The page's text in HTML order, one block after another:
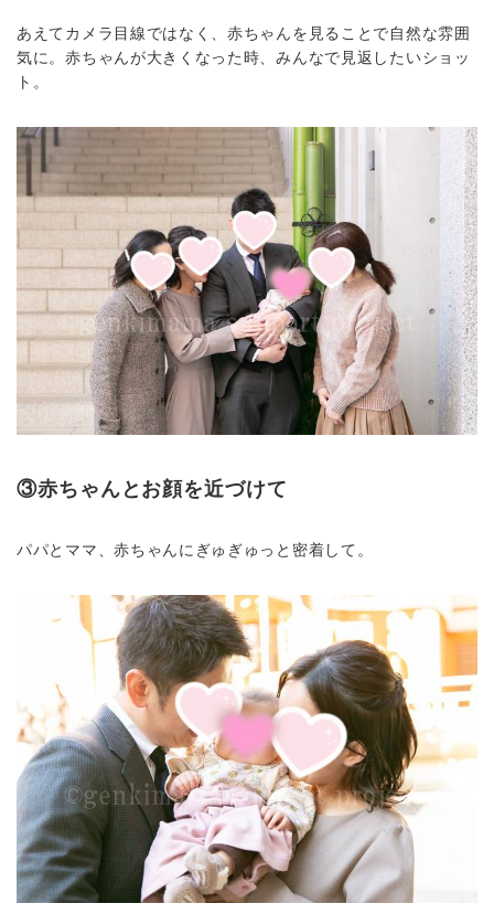
あえてカメラ目線ではなく、赤ちゃんを見ることで自然な雰囲
気に。赤ちゃんが大きくなった時、みんなで見返したいショッ
ト。
③赤ちゃんとお顔を近づけて
パパとママ、赤ちゃんにぎゅぎゅっと密着して。